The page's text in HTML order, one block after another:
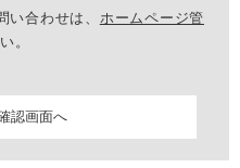
合わせは、 ホームページ管
。